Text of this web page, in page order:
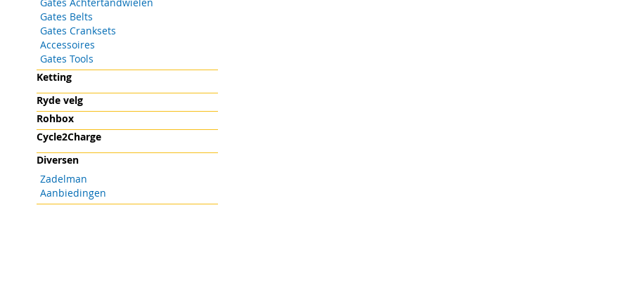
Gates Belts
Gates Cranksets
Accessoires
Gates Tools
Ketting
Ryde velg
Rohbox
Cycle2Charge
Diversen
Zadelman
Aanbiedingen